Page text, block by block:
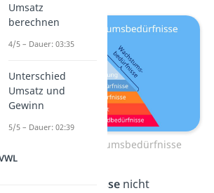
Defizit- und Wachstumsbedürfnisse
Defizitbedürfnisse nicht
Umsatz
berechnen
4/5 – Dauer: 03:35
Unterschied
Umsatz und
Gewinn
5/5 – Dauer: 02:39